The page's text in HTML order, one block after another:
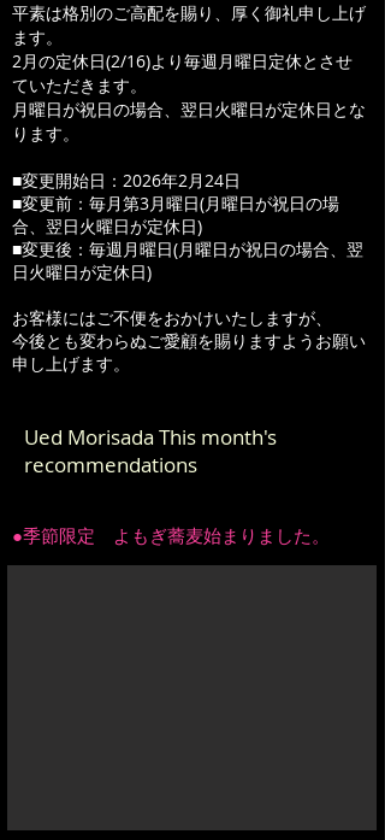
平素は格別のご高配を賜り、厚く御礼申し上げ
ます。
2月の定休日(2/16)より毎週月曜日定休とさせ
ていただきます。
月曜日が祝日の場合、翌日火曜日が定休日と な
ります。
■変更開始日：2026年2月24日
■変更前：毎月第3月曜日(月曜日が祝日の場
合、翌日火曜日が定休日)
■変更後：毎週月曜日(月曜日が祝日の場合、翌
日火曜日が定休日)
お客様にはご不便をおかけいたしますが、
今後とも変わらぬご愛顧を賜りますようお願い
申し上げます。
Ued Morisada This month's
recommendations
●季節限定 よもぎ蕎麦始まりました。